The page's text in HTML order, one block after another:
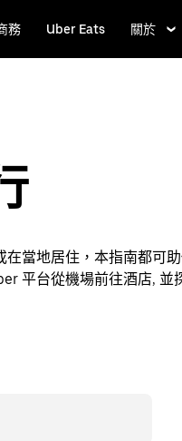
務 Uber Eats 關於
在當地居住，本指南都可
平台從機場前往酒店, 並